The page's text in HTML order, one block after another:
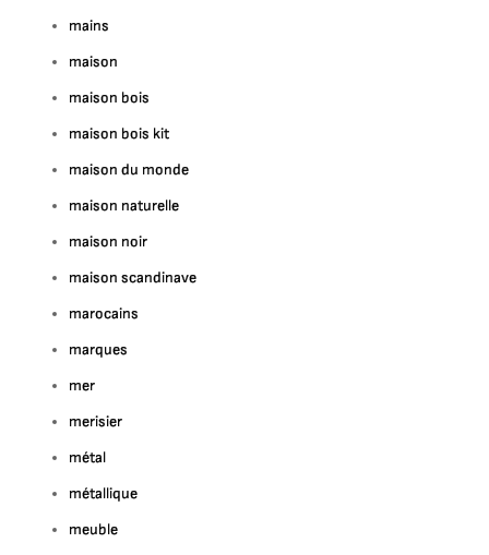
mains
maison
maison bois
maison bois kit
maison du monde
maison naturelle
maison noir
maison scandinave
marocains
marques
mer
merisier
métal
métallique
meuble